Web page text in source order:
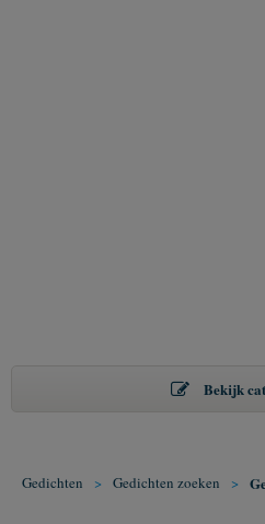
Bekijk
Gedichten > Gedichten zoeken >